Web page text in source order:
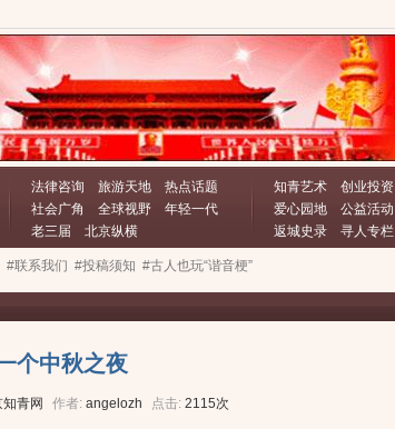
法律咨询 旅游天地
热点话题
社会广角
全球视野
年轻一代
老三届
北京纵横
知青艺术 创业投资
爱心园地
公益活动
返城史录
寻人专栏
#联系我们 #投稿须知 #古人也玩“谐音梗”
个中秋之夜
青网 作者: angelozh 点击: 2115次